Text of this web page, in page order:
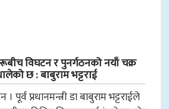
विघटन र पुनर्गठनको नयाँ चक्र
छ : बाबुराम भट्टराई
पूर्व प्रधानमन्त्री डा बाबुराम भट्टराईले